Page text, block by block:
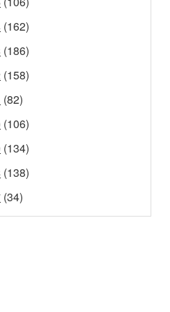
(162)
(186)
(158)
(82)
(106)
(134)
(138)
(34)